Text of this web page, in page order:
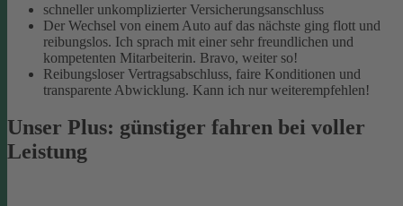
schneller unkomplizierter Versicherungsanschluss
Der Wechsel von einem Auto auf das nächste ging flott und
reibungslos. Ich sprach mit einer sehr freundlichen und
kompetenten Mitarbeiterin. Bravo, weiter so!
Reibungsloser Vertragsabschluss, faire Konditionen und
transparente Abwicklung. Kann ich nur weiterempfehlen!
Unser Plus: günstiger fahren bei voller
Leistung